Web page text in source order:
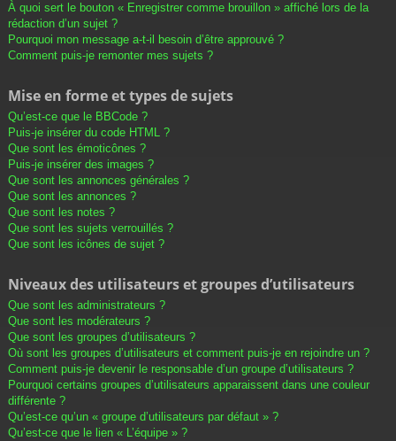
À quoi sert le bouton « Enregistrer comme brouillon » affiché lors de la
rédaction d’un sujet ?
Pourquoi mon message a-t-il besoin d’être approuvé ?
Comment puis-je remonter mes sujets ?
Mise en forme et types de sujets
Qu’est-ce que le BBCode ?
Puis-je insérer du code HTML ?
Que sont les émoticônes ?
Puis-je insérer des images ?
Que sont les annonces générales ?
Que sont les annonces ?
Que sont les notes ?
Que sont les sujets verrouillés ?
Que sont les icônes de sujet ?
Niveaux des utilisateurs et groupes d’utilisateurs
Que sont les administrateurs ?
Que sont les modérateurs ?
Que sont les groupes d’utilisateurs ?
Où sont les groupes d’utilisateurs et comment puis-je en rejoindre un ?
Comment puis-je devenir le responsable d’un groupe d’utilisateurs ?
Pourquoi certains groupes d’utilisateurs apparaissent dans une couleur
différente ?
Qu’est-ce qu’un « groupe d’utilisateurs par défaut » ?
Qu’est-ce que le lien « L’équipe » ?